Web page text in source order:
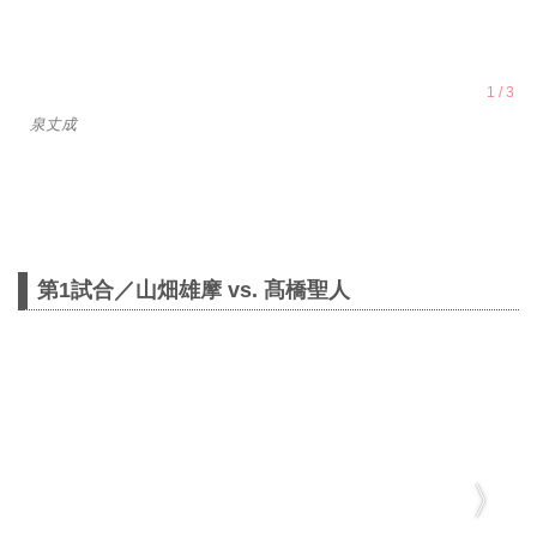
泉丈成
第1試合／山畑雄摩 vs. 髙橋聖人